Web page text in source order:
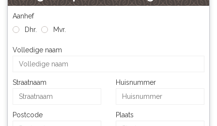
Aanhef
Dhr.
Mvr.
Volledige naam
Straatnaam Huisnummer
Postcode Plaats